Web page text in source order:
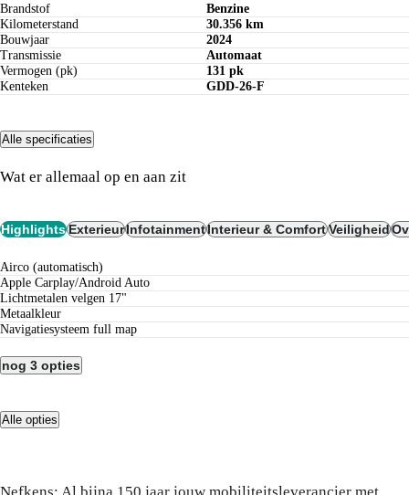
Brandstof
Benzine
Kilometerstand
30.356 km
Bouwjaar
2024
Transmissie
Automaat
Vermogen (pk)
131 pk
Kenteken
GDD-26-F
Alle specificaties
Wat er allemaal op en aan zit
HighlightsExterieurInfotainmentInterieur & ComfortVeiligheid
airco (automatisch)
Apple Carplay/Android Auto
lichtmetalen velgen 17"
metaalkleur
navigatiesysteem full map
nog 3 opties
Alle opties